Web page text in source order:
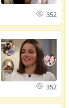
352
352